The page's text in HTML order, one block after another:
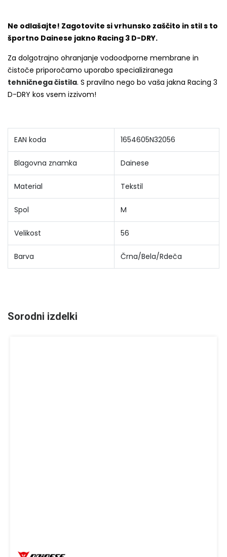
Ne odlašajte! Zagotovite si vrhunsko zaščito in stil s to
športno Dainese jakno Racing 3 D-DRY.
Za dolgotrajno ohranjanje vodoodporne membrane in
čistoče priporočamo uporabo specializiranega
tehničnega čistila. S pravilno nego bo vaša jakna Racing 3
D-DRY kos vsem izzivom!
EAN koda 1654605N32056
Blagovna znamka Dainese
Material Tekstil
Spol M
Velikost 56
Barva Črna/Bela/Rdeča
Sorodni izdelki